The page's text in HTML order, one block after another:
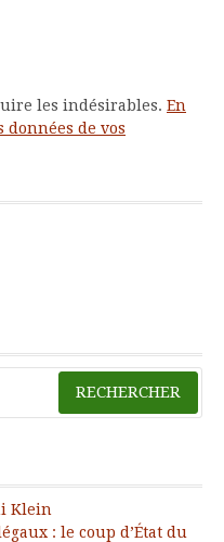
les indésirables. En
de vos
Klein
: le coup d’État du